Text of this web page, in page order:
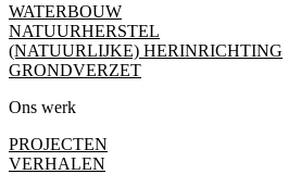
WATERBOUW
NATUURHERSTEL
(NATUURLIJKE) HERINRICHTING
GRONDVERZET
Ons werk
PROJECTEN
VERHALEN